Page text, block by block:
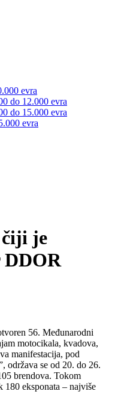
evra
do 12.000 evra
do 15.000 evra
evra
čiji je
DDOR
56. Međunarodni
motocikala, kvadova,
manifestacija, pod
održava se od 20. do 26.
brendova. Tokom
180 eksponata – najviše